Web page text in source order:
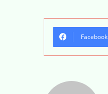
Facebook